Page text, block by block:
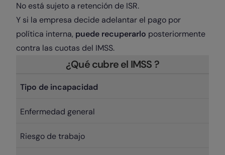
No está sujeto a retención de ISR.
Y si la empresa decide adelantar el pago por
política interna, puede recuperarlo posteriormente
contra las cuotas del IMSS.
¿Qué cubre el IMSS ?
Tipo de incapacidad
Enfermedad general
Riesgo de trabajo